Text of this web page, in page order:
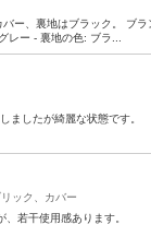
ー、裏地はブラック。 ブ
レー - 裏地の色: ブラ...
ましたが綺麗な状態です。
ック、カバー
若干使用感あります。